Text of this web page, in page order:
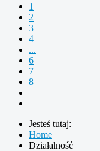
1
2
3
4
...
6
7
8
Jesteś tutaj:
Home
Działalność